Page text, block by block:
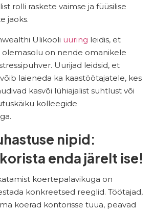
rolli raskete vaimse ja füüsilise
jaoks.
Ülikooli uuring leidis, et
on nende omanikele
Uurijad leidsid, et
laieneda ka kaastöötajatele, kes
kasvõi lühiajalist suhtlust või
kolleegide
nipid:
enda järelt ise!
koertepalavikuga on
konkreetsed reeglid. Töötajad,
koerad kontorisse tuua, peavad